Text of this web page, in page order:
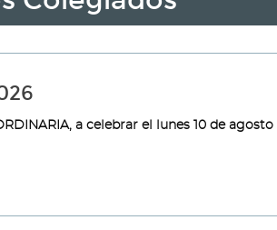
a celebrar el lunes 10 de agosto